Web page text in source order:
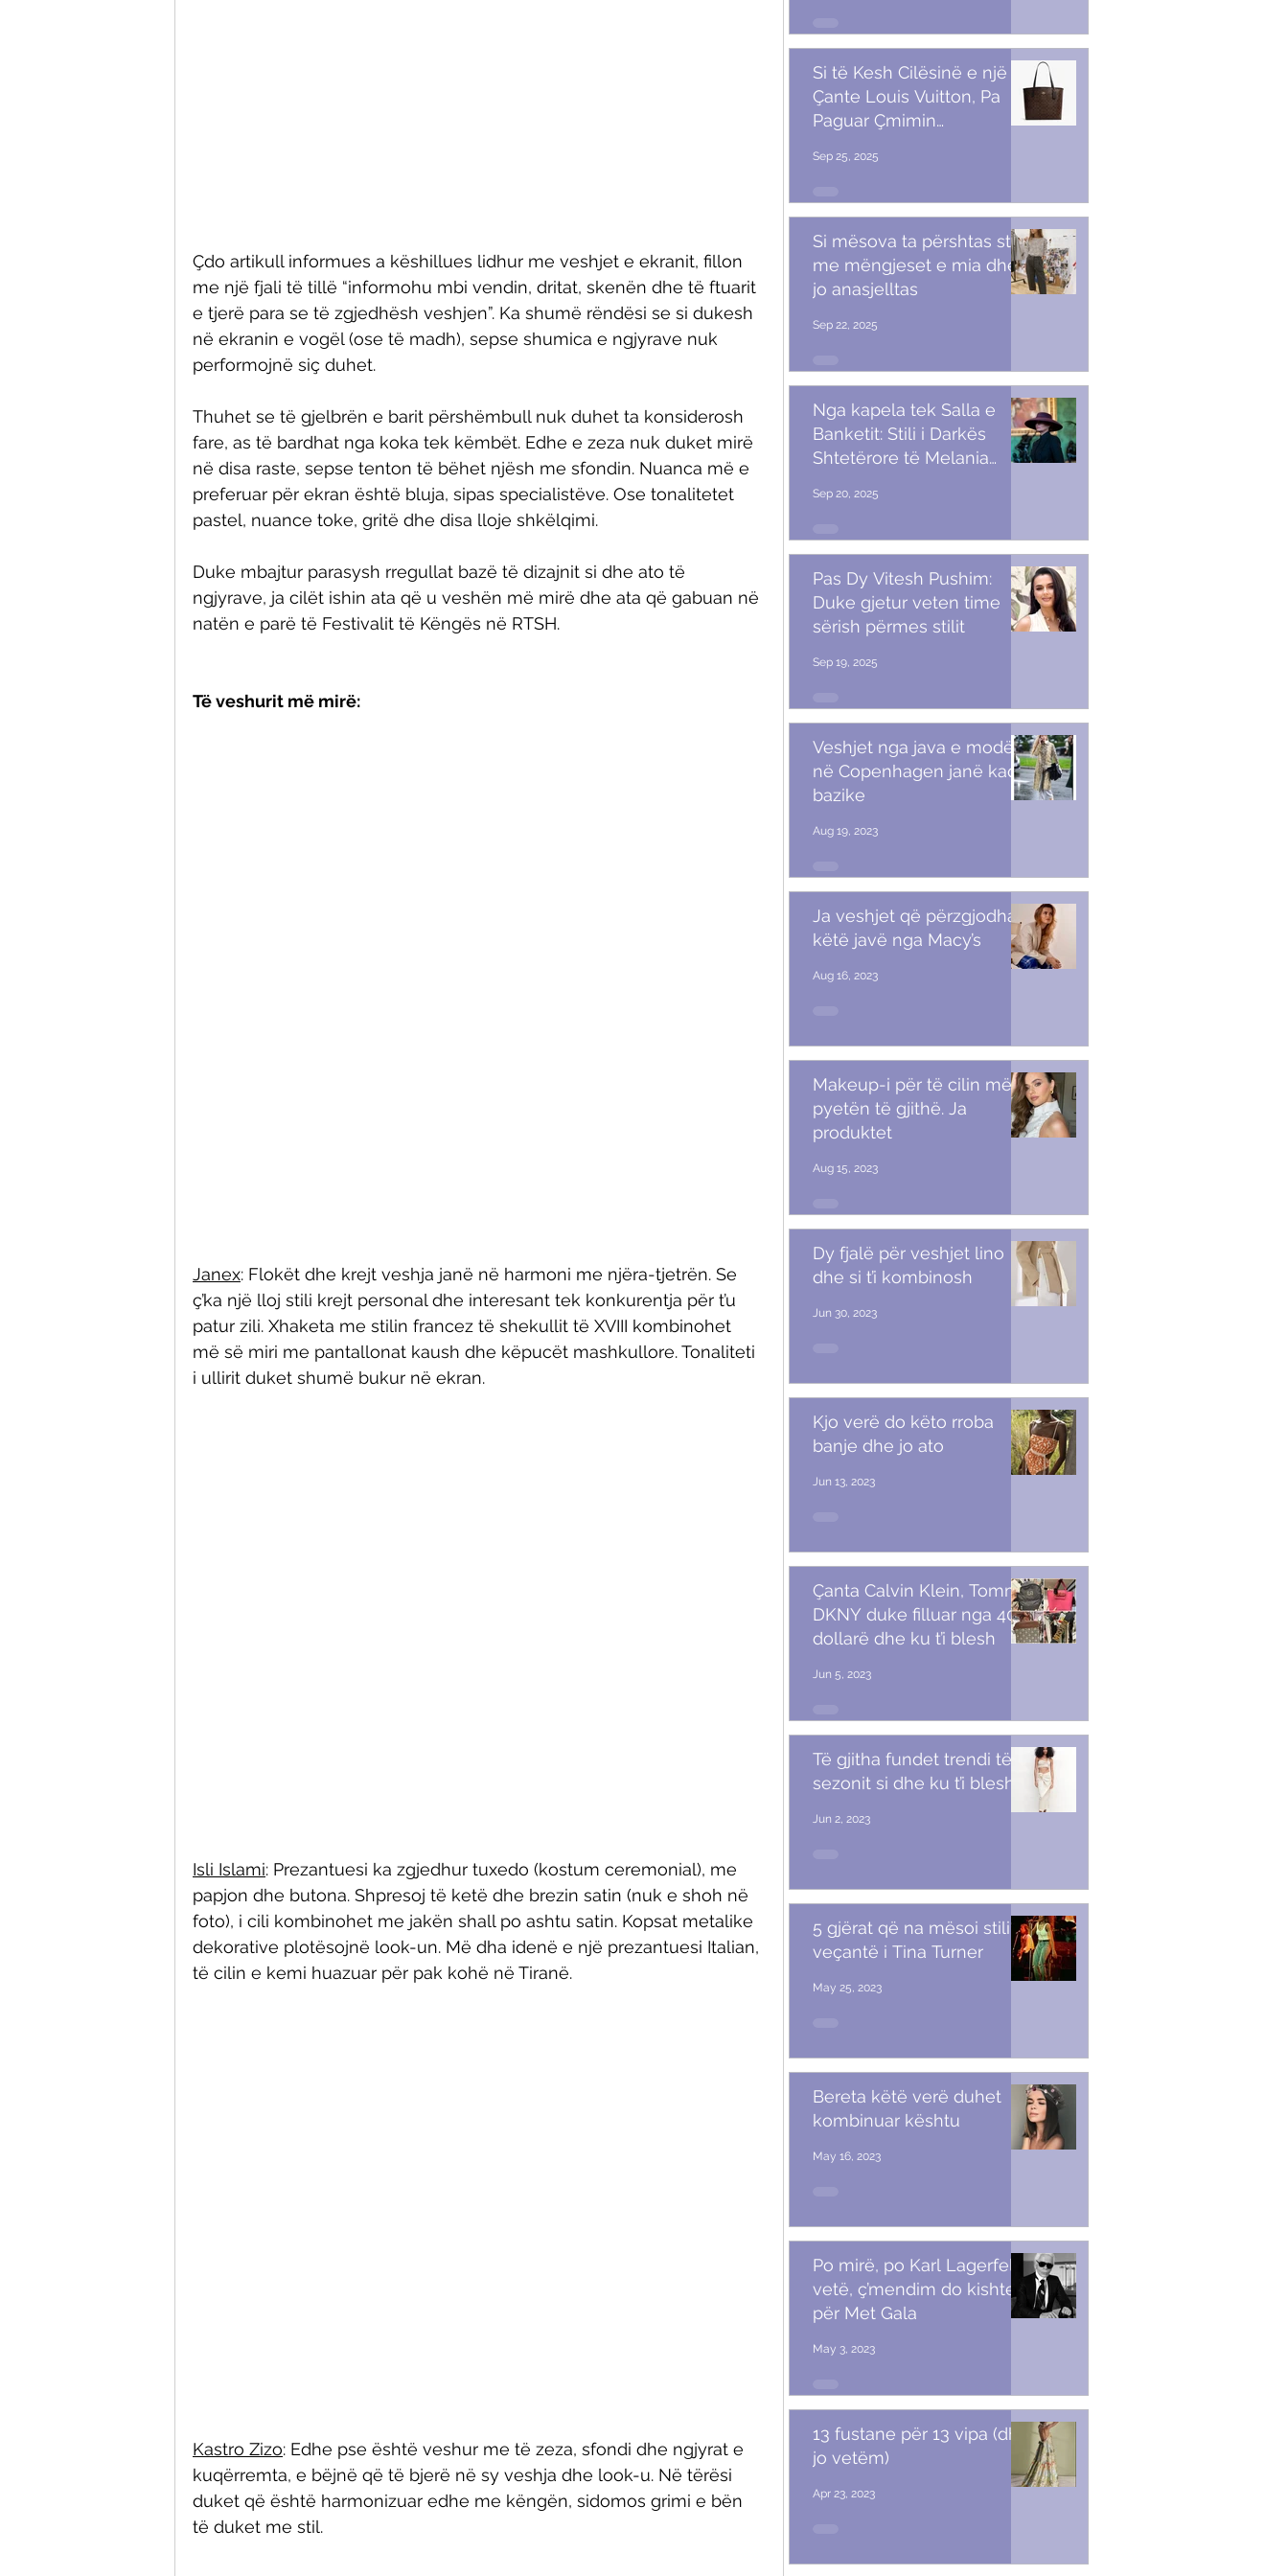
Çdo artikull informues a këshillues lidhur me veshjet e ekranit, fillon
me një fjali të tillë “informohu mbi vendin, dritat, skenën dhe të ftuarit
e tjerë para se të zgjedhësh veshjen”. Ka shumë rëndësi se si dukesh
në ekranin e vogël (ose të madh), sepse shumica e ngjyrave nuk
performojnë siç duhet.
Thuhet se të gjelbrën e barit përshëmbull nuk duhet ta konsiderosh
fare, as të bardhat nga koka tek këmbët. Edhe e zeza nuk duket mirë
në disa raste, sepse tenton të bëhet njësh me sfondin. Nuanca më e
preferuar për ekran është bluja, sipas specialistëve. Ose tonalitetet
pastel, nuance toke, gritë dhe disa lloje shkëlqimi.
Duke mbajtur parasysh rregullat bazë të dizajnit si dhe ato të
ngjyrave, ja cilët ishin ata që u veshën më mirë dhe ata që gabuan në
natën e parë të Festivalit të Këngës në RTSH.
Të veshurit më mirë:
Janex: Flokët dhe krejt veshja janë në harmoni me njëra-tjetrën. Se
ç’ka një lloj stili krejt personal dhe interesant tek konkurentja për t’u
patur zili. Xhaketa me stilin francez të shekullit të XVIII kombinohet
më së miri me pantallonat kaush dhe këpucët mashkullore. Tonaliteti
i ullirit duket shumë bukur në ekran.
Isli Islami: Prezantuesi ka zgjedhur tuxedo (kostum ceremonial), me
papjon dhe butona. Shpresoj të ketë dhe brezin satin (nuk e shoh në
foto), i cili kombinohet me jakën shall po ashtu satin. Kopsat metalike
dekorative plotësojnë look-un. Më dha idenë e një prezantuesi Italian,
të cilin e kemi huazuar për pak kohë në Tiranë.
Kastro Zizo: Edhe pse është veshur me të zeza, sfondi dhe ngjyrat e
kuqërremta, e bëjnë që të bjerë në sy veshja dhe look-u. Në tërësi
duket që është harmonizuar edhe me këngën, sidomos grimi e bën
të duket me stil.
Si të Kesh Cilësinë e një
Çante Louis Vuitton, Pa
Paguar Çmimin
Sep 25, 2025
Si mësova ta përshtas stilin
me mëngjeset e mia dhe
jo anasjelltas
Sep 22, 2025
Nga kapela tek Salla e
Banketit: Stili i Darkës
Shtetërore të Melania
Sep 20, 2025
Pas Dy Vitesh Pushim:
Duke gjetur veten time
sërish përmes stilit
Sep 19, 2025
Veshjet nga java e modës
në Copenhagen janë kaq
bazike
Aug 19, 2023
Ja veshjet që përzgjodha
këtë javë nga Macy’s
Aug 16, 2023
Makeup-i për të cilin më
pyetën të gjithë. Ja
produktet
Aug 15, 2023
Dy fjalë për veshjet lino
dhe si t’i kombinosh
Jun 30, 2023
Kjo verë do këto rroba
banje dhe jo ato
Jun 13, 2023
Çanta Calvin Klein, Tommy,
DKNY duke filluar nga 40
dollarë dhe ku t’i blesh
Jun 5, 2023
Të gjitha fundet trendi të
sezonit si dhe ku t’i blesh
Jun 2, 2023
5 gjërat që na mësoi stili i
veçantë i Tina Turner
May 25, 2023
Bereta këtë verë duhet
kombinuar kështu
May 16, 2023
Po mirë, po Karl Lagerfeld
vetë, ç’mendim do kishte
për Met Gala
May 3, 2023
13 fustane për 13 vipa (dhe
jo vetëm)
Apr 23, 2023